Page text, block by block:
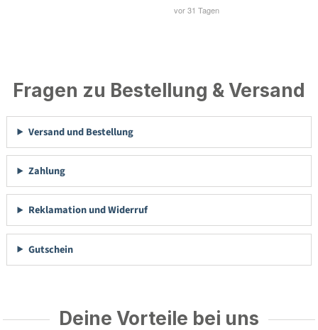
Fragen zu Bestellung & Versand
Versand und Bestellung
Zahlung
Reklamation und Widerruf
Gutschein
Deine Vorteile bei uns